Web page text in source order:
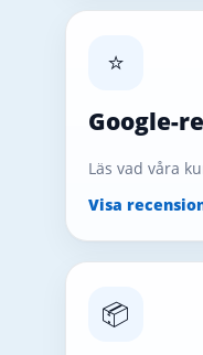
⭐
Google-
Läs vad våra
Visa
📦